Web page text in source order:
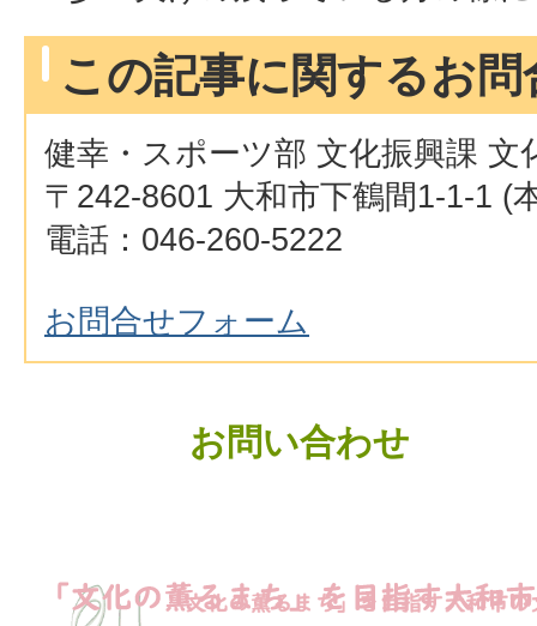
この記事に関するお問
健幸・スポーツ部 文化振興課 文
〒242-8601 大和市下鶴間1-1-1 (
電話：046-260-5222
お問合せフォーム
お問い合わせ